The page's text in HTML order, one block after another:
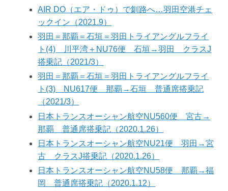
AIR DO（エア・ドゥ）で釧路へ…羽田空港チェ
ックイン（2021.9）
羽田＝那覇＝石垣＝羽田トライアングルフライ
ト(4) 川平湾＋NU76便 石垣→羽田 クラスJ
搭乗記（2021/3）
羽田＝那覇＝石垣＝羽田トライアングルフライ
ト(3) NU617便 那覇→石垣 普通席搭乗記
（2021/3）
日本トランスオーシャン航空NU560便 宮古→
那覇 普通席搭乗記（2020.1.26）
日本トランスオーシャン航空NU21便 羽田→宮
古 クラスJ搭乗記（2020.1.26）
日本トランスオーシャン航空NU58便 那覇→福
岡 普通席搭乗記（2020.1.12）